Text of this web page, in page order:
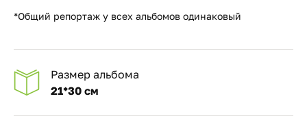
*Общий репортаж у всех альбомов одинаковый
Размер альбома
21*30 см